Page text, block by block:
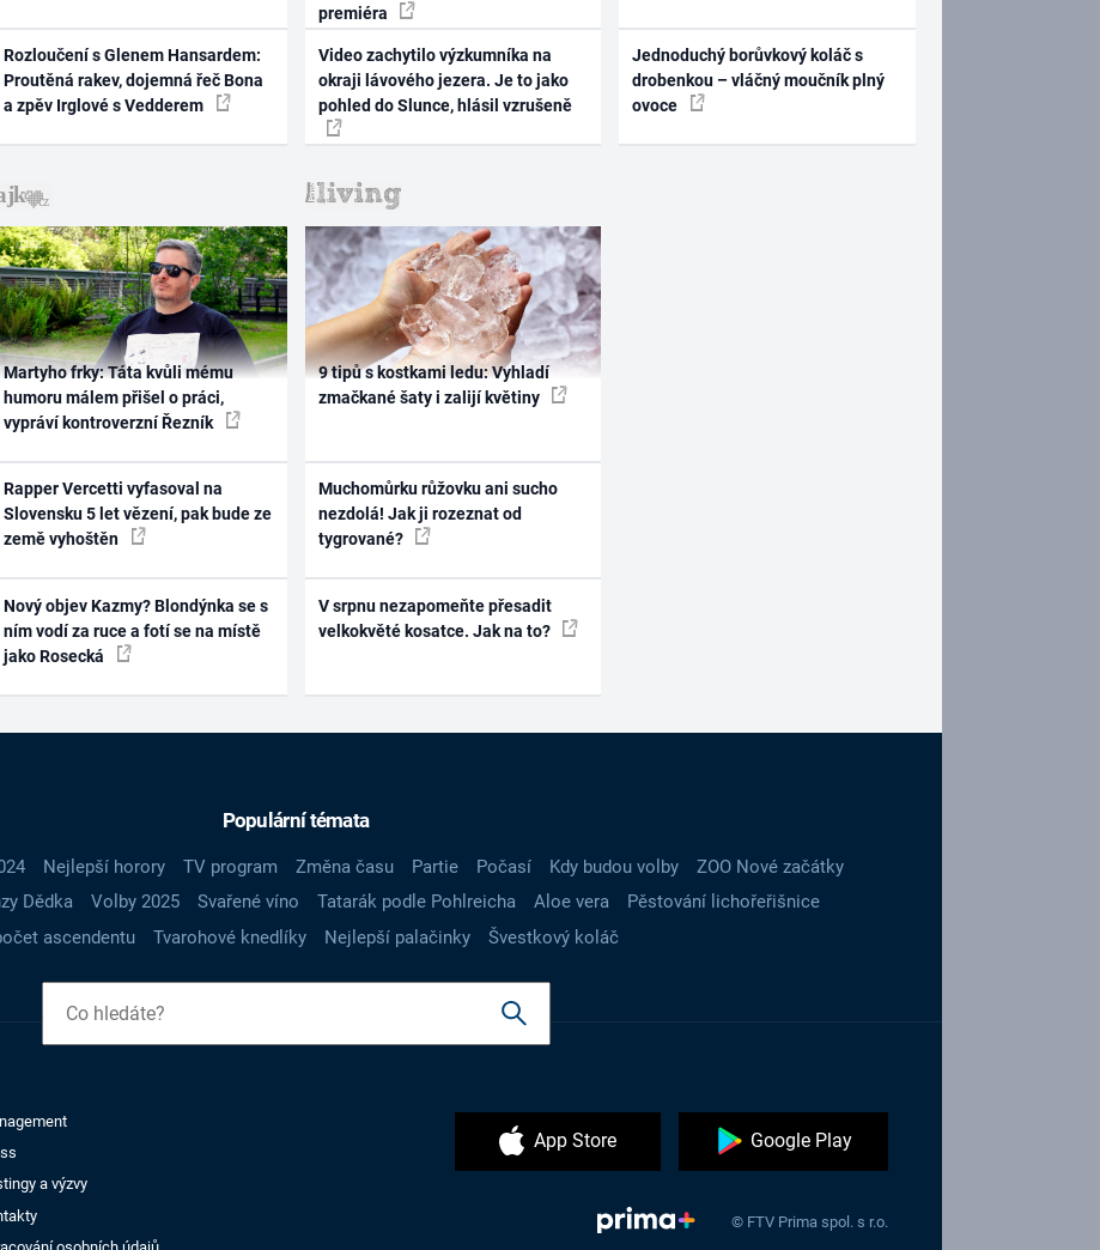
Rozloučení s Glenem Hansardem:
Proutěná rakev, dojemná řeč Bona
a zpěv Irglové s Vedderem
premiéra
Video zachytilo výzkumníka na
okraji lávového jezera. Je to jako
pohled do Slunce, hlásil vzrušeně
Jednoduchý borůvkový koláč s
drobenkou – vláčný moučník plný
ovoce
Martyho frky: Táta kvůli mému
humoru málem přišel o práci,
vypráví kontroverzní Řezník
Rapper Vercetti vyfasoval na
Slovensku 5 let vězení, pak bude ze
země vyhoštěn
Nový objev Kazmy? Blondýnka se s
ním vodí za ruce a fotí se na místě
jako Rosecká
9 tipů s kostkami ledu: Vyhladí
zmačkané šaty i zalijí květiny
Muchomůrku růžovku ani sucho
nezdolá! Jak ji rozeznat od
tygrované?
V srpnu nezapomeňte přesadit
velkokvěté kosatce. Jak na to?
Populární témata
Nejlepší horory TV program Změna času Partie Počasí Kdy budou volby
ZOO Nové začátky
Dědka Volby 2025 Svařené víno Tatarák podle Pohlreicha Aloe vera
Pěstování lichořeřišnice
ascendentu
Tvarohové knedlíky Nejlepší palačinky Švestkový koláč
a výzvy
App Store Google Play
© FTV Prima spol. s r.o.